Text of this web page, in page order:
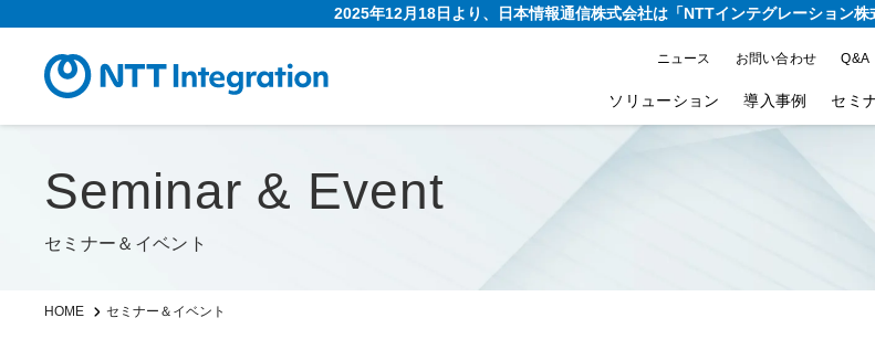
2025年12月18日より、日本情報通信株式会社は「NTTインテグレーション株
ニュース お問い合わせ Q&A
ソリューション 導入事例 セミ
Seminar & Event
セミナー＆イベント
HOME セミナー＆イベント